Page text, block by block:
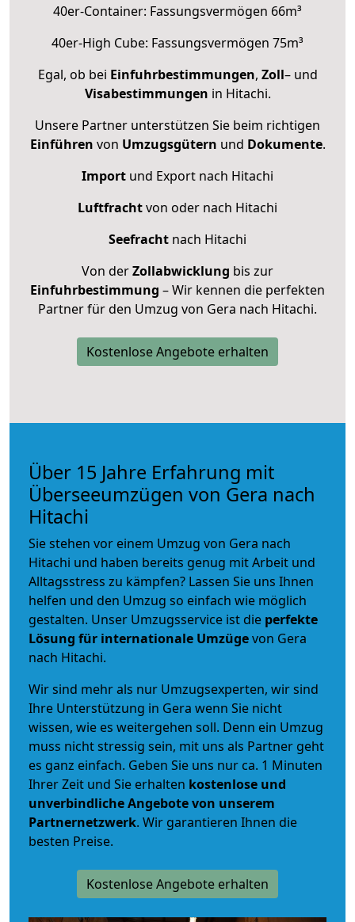
40er-Container: Fassungsvermögen 66m³
40er-High Cube: Fassungsvermögen 75m³
Egal, ob bei Einfuhrbestimmungen, Zoll– und
Visabestimmungen in Hitachi.
Unsere Partner unterstützen Sie beim richtigen
Einführen von Umzugsgütern und Dokumente.
Import und Export nach Hitachi
Luftfrachtvon oder nach Hitachi
Seefracht nach Hitachi
Von derZollabwicklung bis zur
Einfuhrbestimmung – Wir kennen die perfekten
Partner für den Umzug von Gera nach Hitachi.
Kostenlose Angebote erhalten
Über 15 Jahre Erfahrung mit
Überseeumzügen von Gera nach
Hitachi
Sie stehen vor einem Umzug von Gera nach
Hitachi und haben bereits genug mit Arbeit und
Alltagsstress zu kämpfen? Lassen Sie uns Ihnen
helfen und den Umzug so einfach wie möglich
gestalten. Unser Umzugsservice ist die perfekte
Lösung für internationale Umzügevon Gera
nach Hitachi.
Wir sind mehr als nur Umzugsexperten, wir sind
Ihre Unterstützung in Gera wenn Sie nicht
wissen, wie es weitergehen soll. Denn ein Umzug
muss nicht stressig sein, mit uns als Partner geht
es ganz einfach. Geben Sie uns nur ca. 1 Minuten
Ihrer Zeit und Sie erhalten kostenlose und
unverbindlicheAngebote von unserem
Partnernetzwerk. Wir garantieren Ihnen die
besten Preise.
Kostenlose Angebote erhalten